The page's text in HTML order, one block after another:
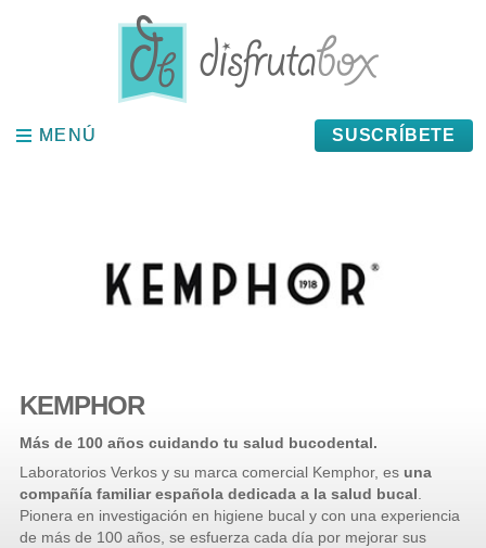
MENÚ
MENÚ SUSCRÍBETE
KEMPHOR
Más de 100 años cuidando tu salud bucodental.
Laboratorios Verkos y su marca comercial Kemphor, es una
compañía familiar española dedicada a la salud bucal.
Pionera en investigación en higiene bucal y con una experiencia
de más de 100 años, se esfuerza cada día por mejorar sus